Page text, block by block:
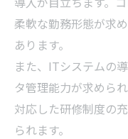
柔軟な勤務形態が求
あります。
また、ITシステムの
タ管理能力が求めら
対応した研修制度の
られます。